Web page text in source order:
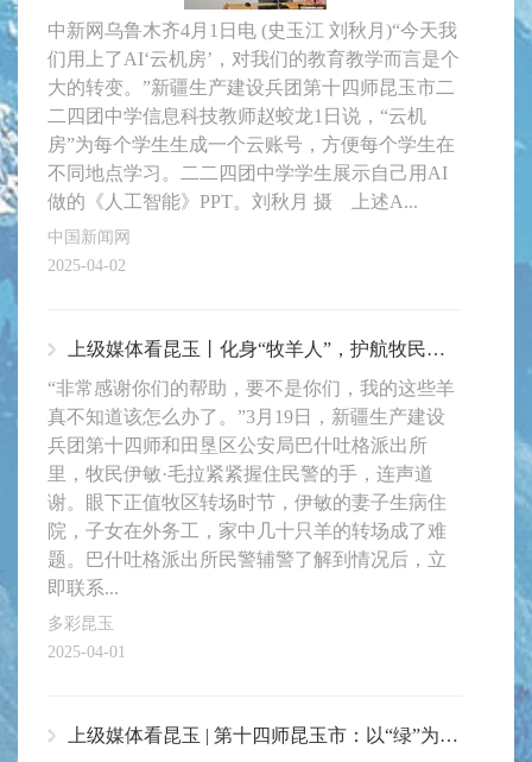
中新网乌鲁木齐4月1日电 (史玉江 刘秋月)“今天我
们用上了AI‘云机房’，对我们的教育教学而言是个
大的转变。”新疆生产建设兵团第十四师昆玉市二
二四团中学信息科技教师赵蛟龙1日说，“云机
房”为每个学生生成一个云账号，方便每个学生在
不同地点学习。二二四团中学学生展示自己用AI
做的《人工智能》PPT。刘秋月 摄 上述A...
中国新闻网
2025-04-02
上级媒体看昆玉丨化身“牧羊人”，护航牧民转场路
“非常感谢你们的帮助，要不是你们，我的这些羊
真不知道该怎么办了。”3月19日，新疆生产建设
兵团第十四师和田垦区公安局巴什吐格派出所
里，牧民伊敏·毛拉紧紧握住民警的手，连声道
谢。眼下正值牧区转场时节，伊敏的妻子生病住
院，子女在外务工，家中几十只羊的转场成了难
题。巴什吐格派出所民警辅警了解到情况后，立
即联系...
多彩昆玉
2025-04-01
上级媒体看昆玉 | 第十四师昆玉市：以“绿”为笔绘生态宜居新画卷